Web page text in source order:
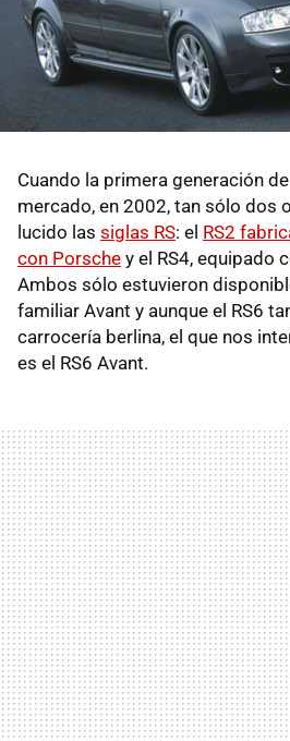
Cuando la primera generación de
mercado, en 2002, tan sólo dos
lucido las siglas RS: el RS2
con Porsche y el RS4, equipado
Ambos sólo estuvieron
familiar Avant y aunque el RS6
carrocería berlina, el que nos
es el RS6 Avant.